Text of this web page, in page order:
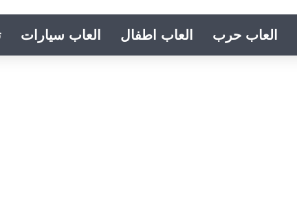
العاب حرب العاب اطفال العاب سيارات